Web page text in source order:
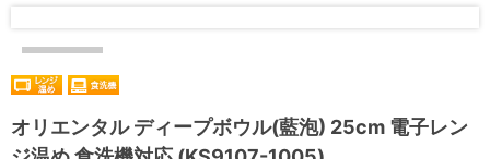
オリエンタル ディープボウル(藍泡) 25cm 電子レン